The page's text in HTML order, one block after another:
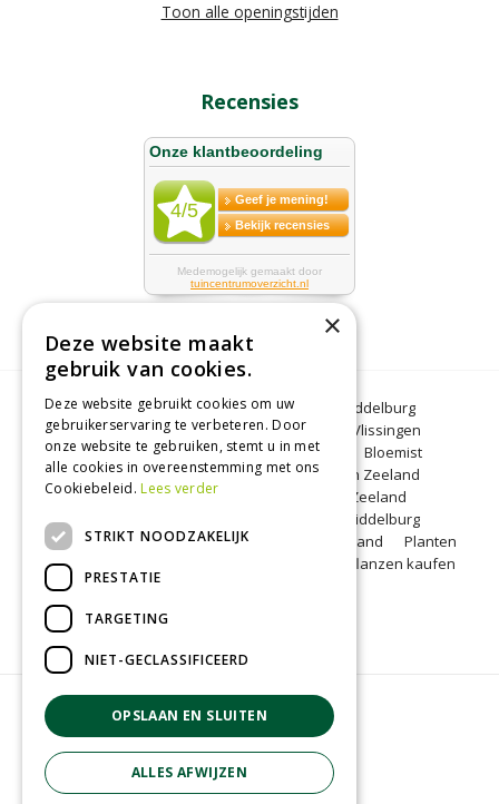
Toon alle openingstijden
Recensies
Bloemen Middelburg
Dierenwinkel Middelburg
Kerstbomen Middelburg
Tuincentrum Vlissingen
Tuincentrum Zeeland
Gartencenter
Bloemist
Middelburg
BBQ Zeeland
Tuinplanten Zeeland
Koopzondag Middelburg
Barbecue Zeeland
Woonwinkel Middelburg
Tuincentrum Middelburg
Koopzondag Zeeland
Planten
kopen Middelburg
Pflanzen kaufen
© Groenrijk Middelburg
Green Solutions
Tuincentrum Overzicht
Privacy policy
×
Deze website maakt
gebruik van cookies.
Deze website gebruikt cookies om uw
gebruikerservaring te verbeteren. Door
onze website te gebruiken, stemt u in met
alle cookies in overeenstemming met ons
Cookiebeleid.Lees verder
STRIKT NOODZAKELIJK
PRESTATIE
TARGETING
NIET-GECLASSIFICEERD
OPSLAAN EN SLUITEN
ALLES AFWIJZEN